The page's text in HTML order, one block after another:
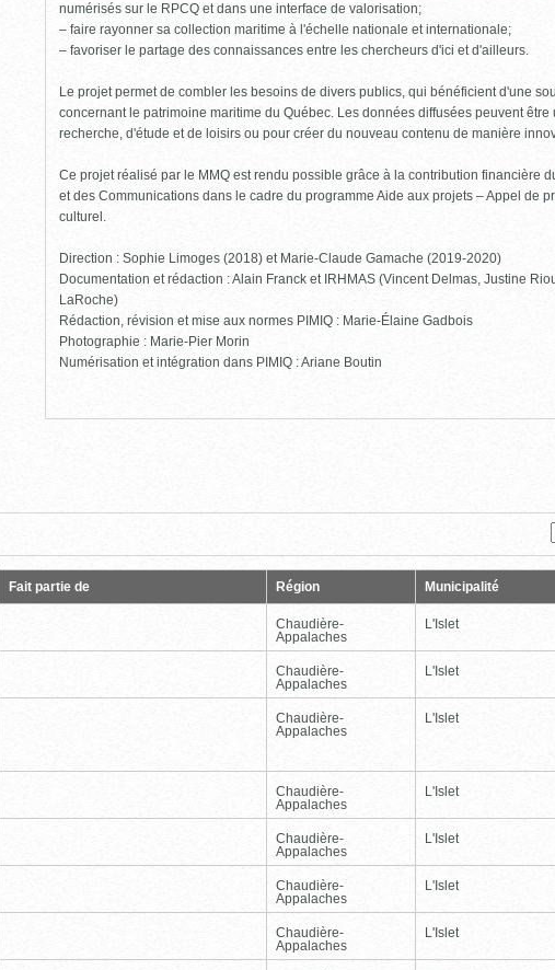
numérisés sur le RPCQ et dans une interface de valorisation;
– faire rayonner sa collection maritime à l'échelle nationale et internationale;
– favoriser le partage des connaissances entre les chercheurs d'ici et d'ailleurs.
Le projet permet de combler les besoins de divers publics, qui bénéficient d'une
concernant le patrimoine maritime du Québec. Les données diffusées peuvent être
recherche, d'étude et de loisirs ou pour créer du nouveau contenu de manière
Ce projet réalisé par le MMQ est rendu possible grâce à la contribution financière
et des Communications dans le cadre du programme Aide aux projets – Appel de
culturel.
Direction : Sophie Limoges (2018) et Marie-Claude Gamache (2019-2020)
Documentation et rédaction : Alain Franck et IRHMAS (Vincent Delmas, Justine
LaRoche)
Rédaction, révision et mise aux normes PIMIQ : Marie-Élaine Gadbois
Photographie : Marie-Pier Morin
Numérisation et intégration dans PIMIQ : Ariane Boutin
Fait partie de Région Municipalité
Chaudière-
Appalaches
L'Islet
Chaudière-
Appalaches
L'Islet
Chaudière-
Appalaches
L'Islet
Chaudière-
Appalaches
L'Islet
Chaudière-
Appalaches
L'Islet
Chaudière-
Appalaches
L'Islet
Chaudière-
Appalaches
L'Islet